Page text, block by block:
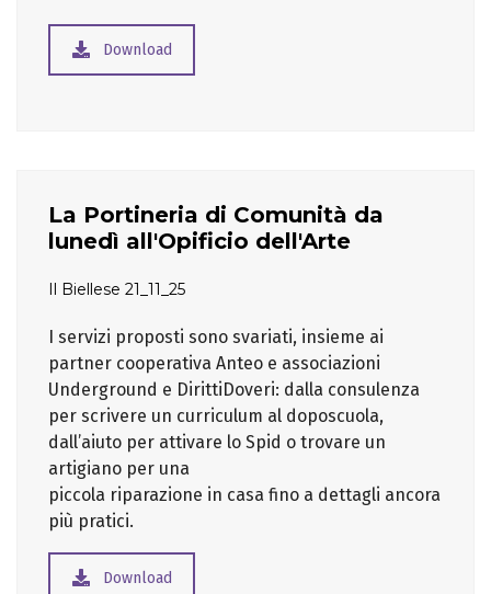
Download
La Portineria di Comunità da
lunedì all'Opificio dell'Arte
Il Biellese 21_11_25
I servizi proposti sono svariati, insieme ai
partner cooperativa Anteo e associazioni
Underground e DirittiDoveri: dalla consulenza
per scrivere un curriculum al doposcuola,
dall’aiuto per attivare lo Spid o trovare un
artigiano per una
piccola riparazione in casa fino a dettagli ancora
più pratici.
Download